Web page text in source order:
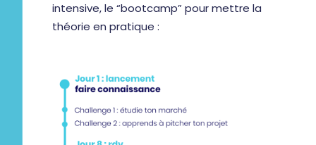
intensive, le “bootcamp” pour mettre la
théorie en pratique :